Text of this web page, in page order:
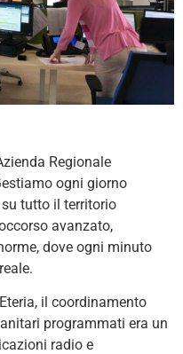
Regionale
ogni giorno
tutto il territorio
avanzato,
dove ogni minuto
il coordinamento
programmati era un
radio e